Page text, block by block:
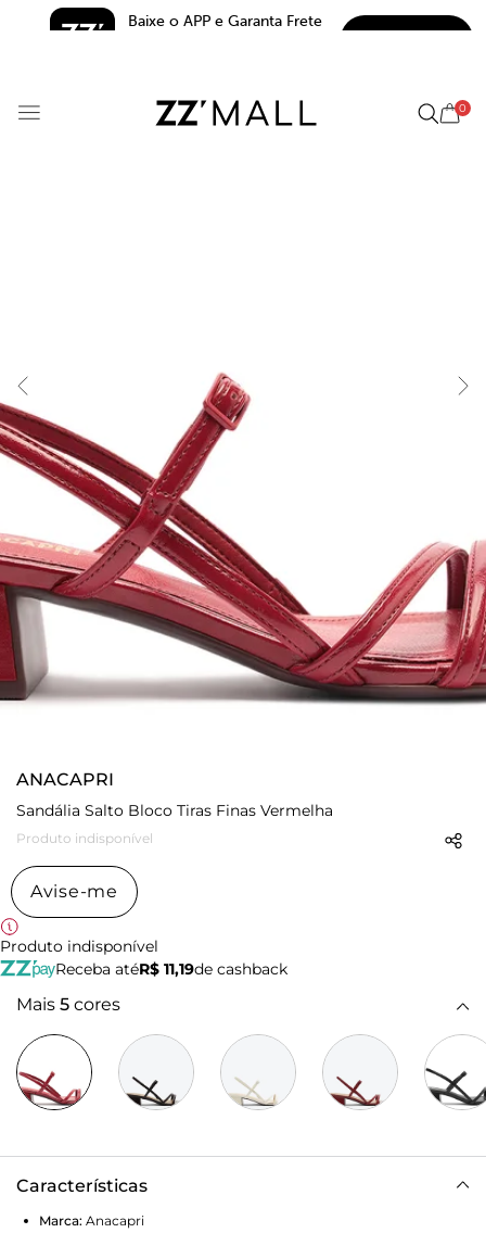
Baixe o APP e Garanta Frete
0
ANACAPRI
Sandália Salto Bloco Tiras Finas Vermelha
Produto indisponível
Avise-me
Produto indisponível
Receba atéR$ 11,19de cashback
Mais 5 cores
Características
Marca: Anacapri